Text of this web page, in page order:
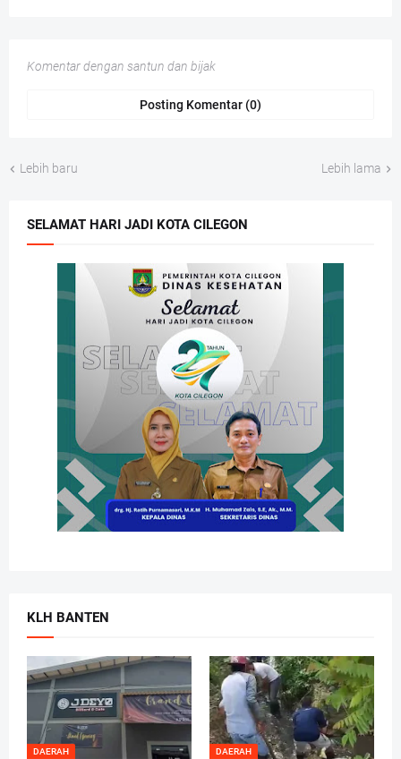
Komentar dengan santun dan bijak
Posting Komentar (0)
Lebih baru Lebih lama
SELAMAT HARI JADI KOTA CILEGON
KLH BANTEN
DAERAH DAERAH